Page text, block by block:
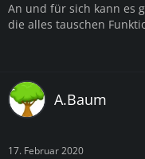
An und für sich kann es
die alles tauschen
A.Baum
17. Februar 2020